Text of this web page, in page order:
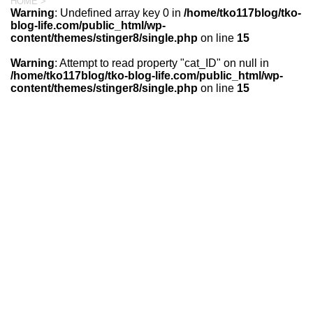
Warning: Undefined array key 0 in /home/tko117blog/tko-
blog-life.com/public_html/wp-
content/themes/stinger8/single.php on line 15
Warning: Attempt to read property "cat_ID" on null in
/home/tko117blog/tko-blog-life.com/public_html/wp-
content/themes/stinger8/single.php on line 15